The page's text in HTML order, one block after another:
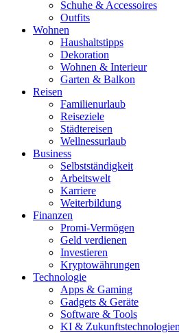
Schuhe & Accessoires
Outfits
Wohnen
Haushaltstipps
Dekoration
Wohnen & Interieur
Garten & Balkon
Reisen
Familienurlaub
Reiseziele
Städtereisen
Wellnessurlaub
Business
Selbstständigkeit
Arbeitswelt
Karriere
Weiterbildung
Finanzen
Promi-Vermögen
Geld verdienen
Investieren
Kryptowährungen
Technologie
Apps & Gaming
Gadgets & Geräte
Software & Tools
KI & Zukunftstechnologien